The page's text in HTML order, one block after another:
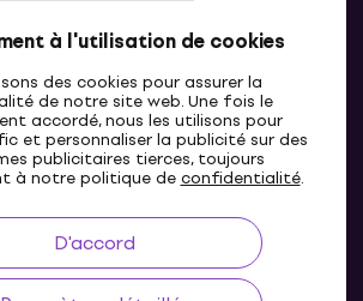
à l'utilisation de cookies
des cookies pour assurer la
de notre site web. Une fois le
accordé, nous les utilisons pour
et personnaliser la publicité sur des
publicitaires tierces, toujours
à notre politique deconfidentialité.
D'accord
LU